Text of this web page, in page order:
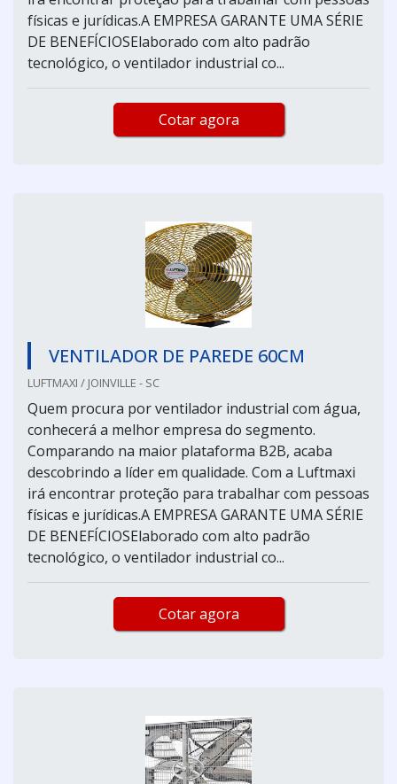
físicas e jurídicas.A EMPRESA GARANTE UMA SÉRIE
DE BENEFÍCIOSElaborado com alto padrão
tecnológico, o ventilador industrial co...
Cotar agora
VENTILADOR DE PAREDE 60CM
LUFTMAXI / JOINVILLE - SC
Quem procura por ventilador industrial com água,
conhecerá a melhor empresa do segmento.
Comparando na maior plataforma B2B, acaba
descobrindo a líder em qualidade. Com a Luftmaxi
irá encontrar proteção para trabalhar com pessoas
físicas e jurídicas.A EMPRESA GARANTE UMA SÉRIE
DE BENEFÍCIOSElaborado com alto padrão
tecnológico, o ventilador industrial co...
Cotar agora